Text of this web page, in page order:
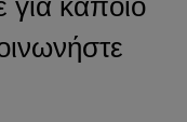
για κάποιο